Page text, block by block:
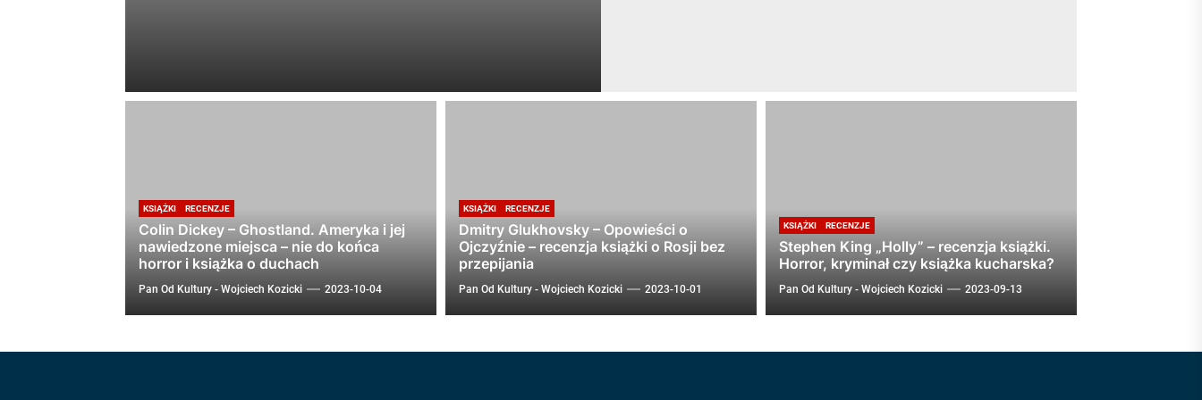
KSIĄŻKI RECENZJE
Colin Dickey – Ghostland. Ameryka i jej
nawiedzone miejsca – nie do końca
horror i książka o duchach
Pan Od Kultury - Wojciech Kozicki 2023-10-04
KSIĄŻKI RECENZJE
Dmitry Glukhovsky – Opowieści o
Ojczyźnie – recenzja książki o Rosji bez
przepijania
Pan Od Kultury - Wojciech Kozicki 2023-10-01
KSIĄŻKI RECENZJE
Stephen King „Holly” – recenzja książki.
Horror, kryminał czy książka kucharska?
Pan Od Kultury - Wojciech Kozicki 2023-09-13